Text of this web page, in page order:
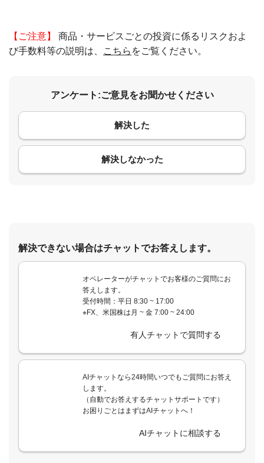
【ご注意】
商品・サービスごとの投資に係るリスクおよ
び手数料等の説明は、
こちら をご覧ください。
アンケート:ご意見をお聞かせください
解決した
解決しなかった
コメント
解決できない場合はチャットでお答えします。
オペレーターがチャットでお客様のご質問にお
答えします。
受付時間：平日 8:30 ~ 17:00
※FX、米国株は月 ~ 金 7:00 ~ 24:00
有人チャットで質問する
AIチャットなら24時間いつでもご質問にお答え
します。
（自動でお答えするチャットサポートです）
お困りごとはまずはAIチャットへ！
AIチャットに相談する